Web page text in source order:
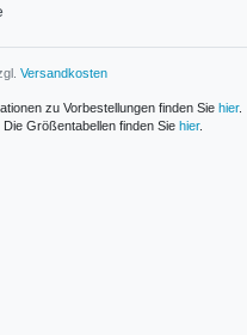
Versandkosten
zu Vorbestellungen finden Sie hier.
Die Größentabellen finden Sie hier.